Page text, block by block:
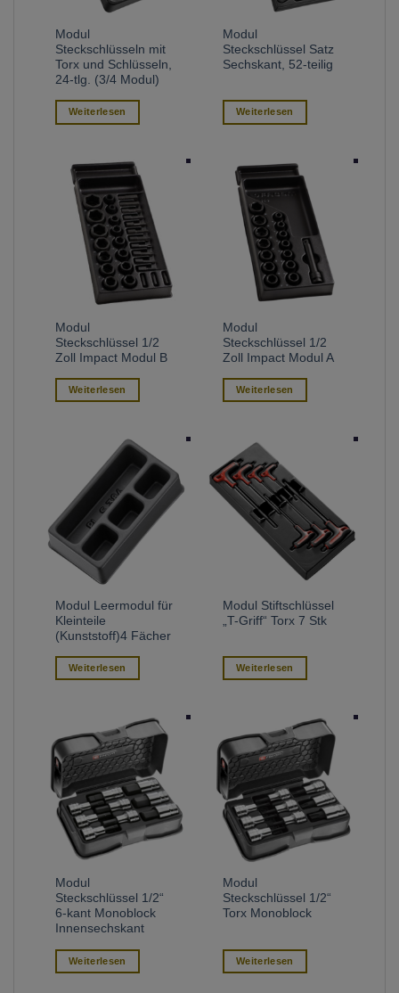
Modul
Steckschlüsseln mit
Torx und Schlüsseln,
24-tlg. (3/4 Modul)
Weiterlesen
Modul
Steckschlüssel Satz
Sechskant, 52-teilig
Weiterlesen
Modul
Steckschlüssel 1/2
Zoll Impact Modul B
Weiterlesen
Modul
Steckschlüssel 1/2
Zoll Impact Modul A
Weiterlesen
Modul Leermodul für
Kleinteile
(Kunststoff)4 Fächer
Weiterlesen
Modul Stiftschlüssel
„T-Griff“ Torx 7 Stk
Weiterlesen
Modul
Steckschlüssel 1/2“
6-kant Monoblock
Innensechskant
Weiterlesen
Modul
Steckschlüssel 1/2“
Torx Monoblock
Weiterlesen